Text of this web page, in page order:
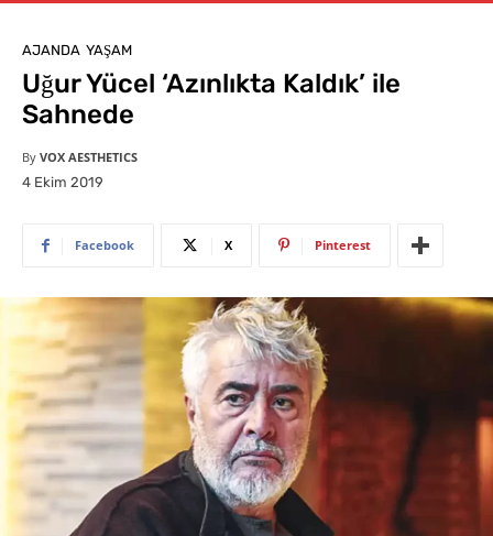
AJANDA YAŞAM
Uğur Yücel ‘Azınlıkta Kaldık’ ile
Sahnede
By VOX AESTHETICS
4 Ekim 2019
Facebook X Pinterest